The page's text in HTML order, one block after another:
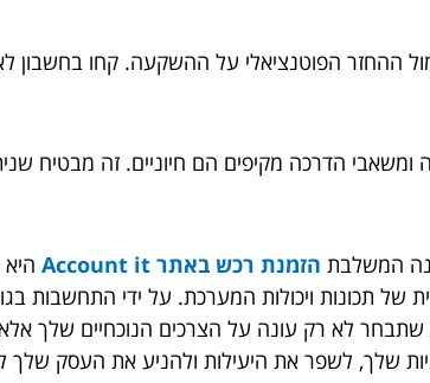
ההחזר הפוטנציאלי על ההשקעה. קחו בחשבון
ומשאבי הדרכה מקיפים הם חיוניים. זה מבטיח
המשלבת הזמנת רכש באתר Account it
של תכונות ויכולות המערכת. על ידי התחשבות
שתבחר לא רק עונה על הצרכים הנוכחיים
שלך, לשפר את היעילות ולהניע את העסק שלך